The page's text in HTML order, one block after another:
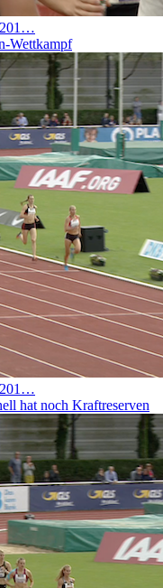
201…
Wettkampf
201…
hat noch Kraftreserven